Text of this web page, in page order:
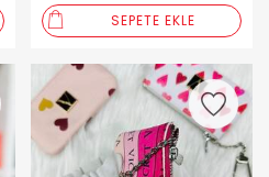
SEPETE EKLE